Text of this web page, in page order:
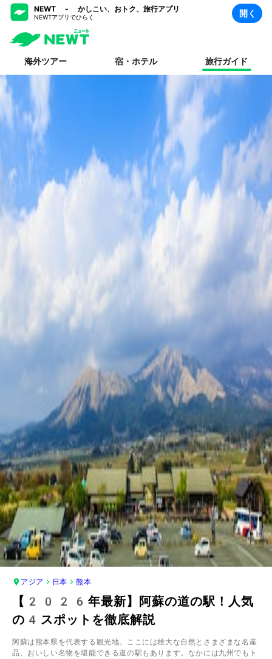
NEWT - かしこい、おトク、旅行アプリ
NEWTアプリでひらく 開く
海外ツアー 宿・ホテル 旅行ガイド
アジア 日本 熊本
【2026年最新】阿蘇の道の駅！人気
の4スポットを徹底解説
阿蘇は熊本県を代表する観光地。ここには雄大な自然とさまざまな名産
品、おいしい名物を堪能できる道の駅もあります。なかには九州でもト